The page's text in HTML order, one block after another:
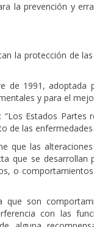
la prevención y
la protección de
de 1991, adoptada
y para el
Estados
de las
que las
que se
o
son
con las